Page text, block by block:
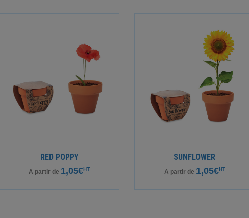
RED POPPY
A partir de 1,05€HT
SUNFLOWER
A partir de 1,05€HT